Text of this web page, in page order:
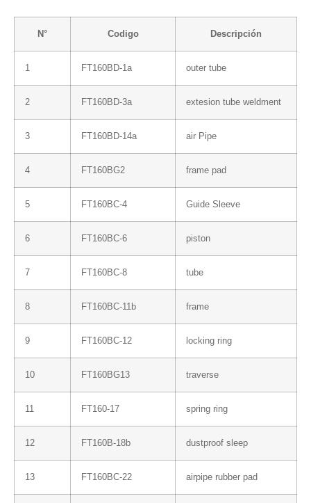
N° Codigo Descripción
1 FT160BD-1a outer tube
2 FT160BD-3a extesion tube weldment
3 FT160BD-14a air Pipe
4 FT160BG2 frame pad
5 FT160BC-4 Guide Sleeve
6 FT160BC-6 piston
7 FT160BC-8 tube
8 FT160BC-11b frame
9 FT160BC-12 locking ring
10 FT160BG13 traverse
11 FT160-17 spring ring
12 FT160B-18b dustproof sleep
13 FT160BC-22 airpipe rubber pad